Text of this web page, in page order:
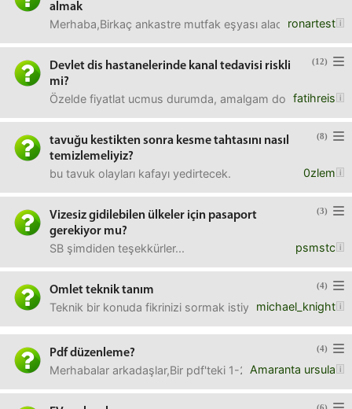
almak
ronartest
Merhaba,Birkaç ankastre mutfak eşyası alacağım
(12)
Devlet dis hastanelerinde kanal tedavisi riskli
mi?
fatihreis
Özelde fiyatlat ucmus durumda, amalgam dolgu
(8)
tavuğu kestikten sonra kesme tahtasını nasıl
temizlemeliyiz?
0zlem
bu tavuk olayları kafayı yedirtecek.
(3)
Vizesiz gidilebilen ülkeler için pasaport
gerekiyor mu?
psmstc
SB şimdiden teşekkürler...
(4)
Omlet teknik tanım
michael_knight
Teknik bir konuda fikrinizi sormak istiyorum. İki fikirden
(4)
Pdf düzenleme?
Amaranta ursula
Merhabalar arkadaşlar,Bir pdf'teki 1-2 kelimeyi